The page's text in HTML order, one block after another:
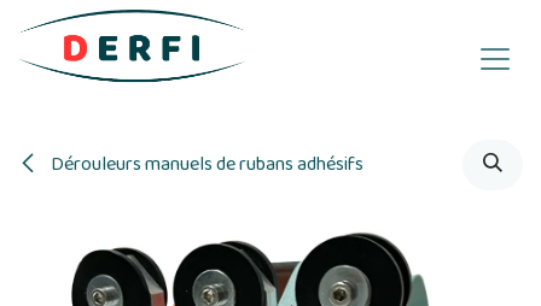
Se rendre au contenu
Dérouleurs manuels de rubans adhésifs